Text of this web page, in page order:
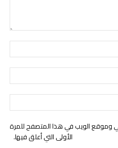
وموقع الويب في هذا المتصفح للمرة
الأولى التي أعلق فيها.